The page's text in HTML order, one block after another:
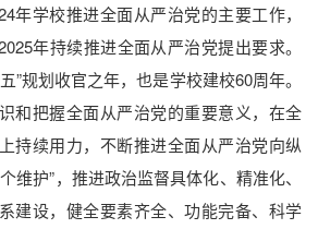
年学校推进全面从严治党的主要工作，
年持续推进全面从严治党提出要求。
”规划收官之年，也是学校建校60周年。
和把握全面从严治党的重要意义，在全
持续用力，不断推进全面从严治党向纵
维护”，推进政治监督具体化、精准化、
建设，健全要素齐全、功能完备、科学